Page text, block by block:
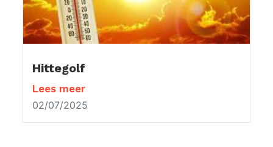
Hittegolf
Lees meer
02/07/2025